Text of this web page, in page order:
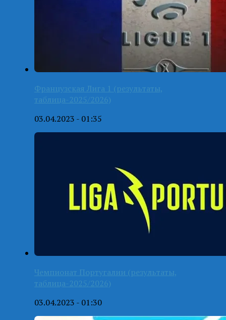
Французская Лига 1 (результаты,
таблица-2025/2026)
03.04.2023 - 01:35
Чемпионат Португалии (результаты,
таблица-2025/2026)
03.04.2023 - 01:30